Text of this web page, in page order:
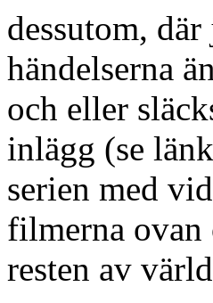
dessutom,
händelserna
och eller
inlägg (se
serien med
filmerna
resten av